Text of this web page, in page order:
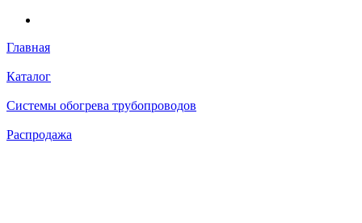
Главная
Каталог
Системы обогрева трубопроводов
Распродажа